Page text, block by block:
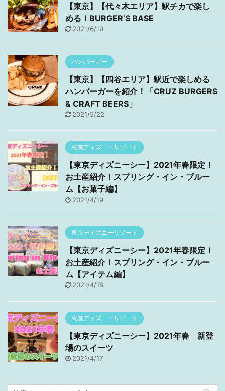
【東京】【代々木エリア】駅チカで楽し
める！BURGER’S BASE
2021/6/19
ハンバーガー
【東京】【四谷エリア】駅近で楽しめる
ハンバーガーを紹介！「CRUZ BURGERS
& CRAFT BEERS」
2021/5/22
東京ディズニーリゾート
【東京ディズニーシー】2021年春限定！
お土産紹介！スプリング・イン・ブルー
ム【お菓子編】
2021/4/19
東京ディズニーリゾート
【東京ディズニーシー】2021年春限定！
お土産紹介！スプリング・イン・ブルー
ム【アイテム編】
2021/4/18
東京ディズニーリゾート
【東京ディズニーシー】2021年春 新登
場のスイーツ
2021/4/17